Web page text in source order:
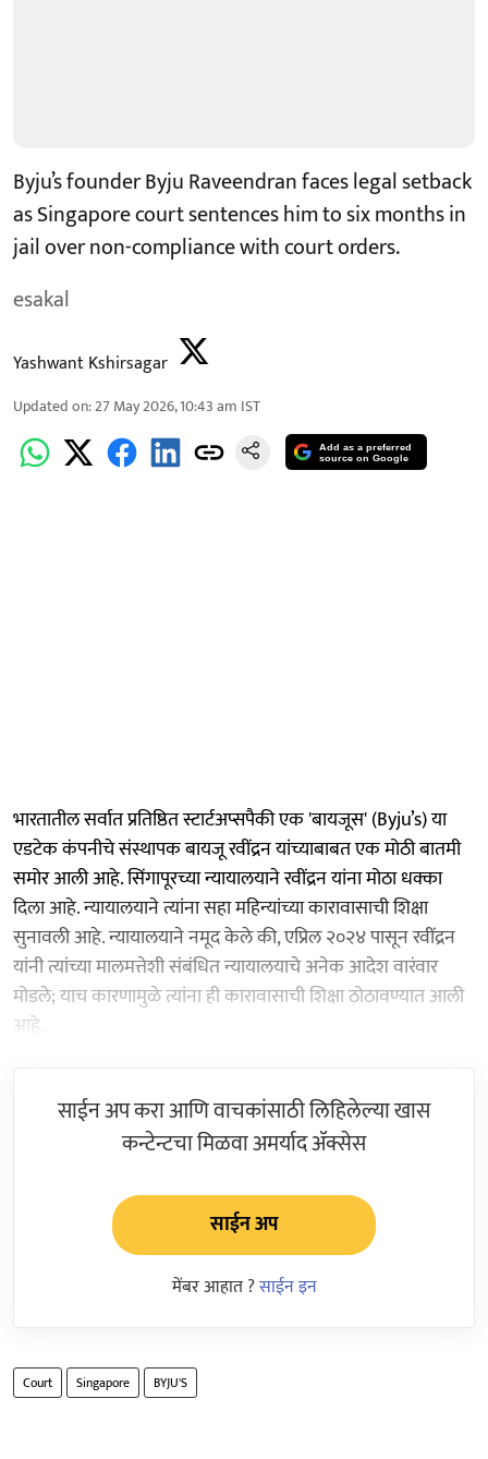
Byju’s founder Byju Raveendran faces legal setback
as Singapore court sentences him to six months in
jail over non-compliance with court orders.
esakal
Yashwant Kshirsagar
Updated on:27 May 2026, 10:43 am IST
Add as a preferred
source on Google
भारतातील सर्वात प्रतिष्ठित स्टार्टअप्सपैकी एक 'बायजूस' (Byju’s) या
एडटेक कंपनीचे संस्थापक बायजू रवींद्रन यांच्याबाबत एक मोठी बातमी
समोर आली आहे. सिंगापूरच्या न्यायालयाने रवींद्रन यांना मोठा धक्का
दिला आहे. न्यायालयाने त्यांना सहा महिन्यांच्या कारावासाची शिक्षा
सुनावली आहे. न्यायालयाने नमूद केले की, एप्रिल २०२४ पासून रवींद्रन
यांनी त्यांच्या मालमत्तेशी संबंधित न्यायालयाचे अनेक आदेश वारंवार
मोडले; याच कारणामुळे त्यांना ही कारावासाची शिक्षा ठोठावण्यात आली
आहे.
साईन अप करा आणि वाचकांसाठी लिहिलेल्या खास
कन्टेन्टचा मिळवा अमर्याद ॲक्सेस
साईन अप
मेंबर आहात ?साईन इन
Court Singapore BYJU'S